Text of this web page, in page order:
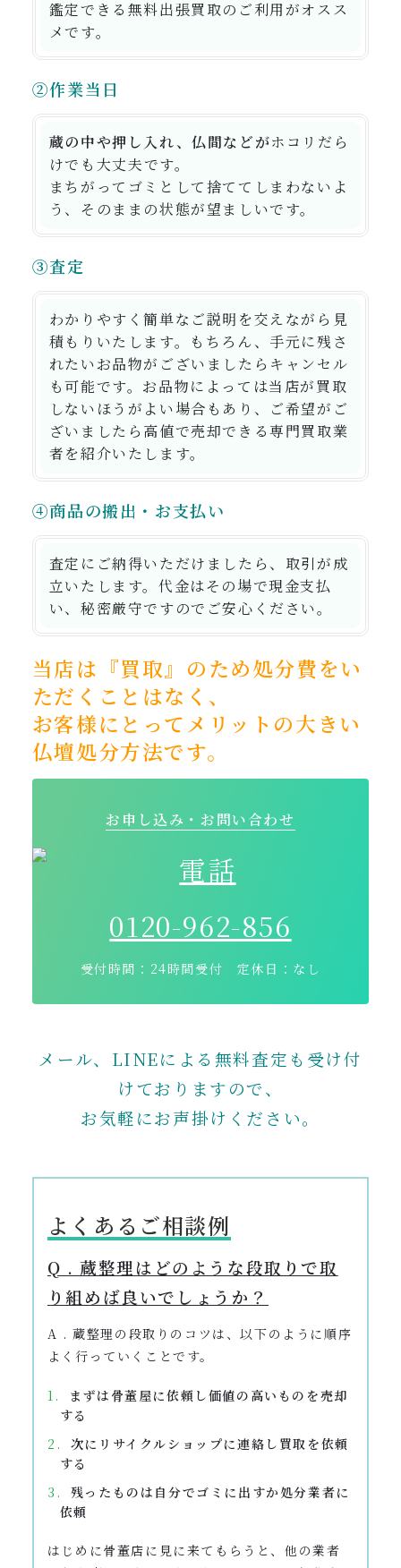
鑑定できる無料出張買取のご利用がオスス
メです。
②作業当日
蔵の中や押し入れ、仏間などがホコリだら
けでも大丈夫です。
まちがってゴミとして捨ててしまわないよ
う、そのままの状態が望ましいです。
③査定
わかりやすく簡単なご説明を交えながら見
積もりいたします。もちろん、手元に残さ
れたいお品物がございましたらキャンセル
も可能です。お品物によっては当店が買取
しないほうがよい場合もあり、ご希望がご
ざいましたら高値で売却できる専門買取業
者を紹介いたします。
④商品の搬出・お支払い
査定にご納得いただけましたら、取引が成
立いたします。代金はその場で現金支払
い、秘密厳守ですのでご安心ください。
当店は『買取』のため処分費をい
ただくことはなく、
お客様にとってメリットの大きい
仏壇処分方法です。
お申し込み・お問い合わせ
0120-962-856
受付時間：24時間受付 定休日：なし
メール、LINEによる無料査定も受け付
けておりますので、
お気軽にお声掛けください。
よくあるご相談例
Q . 蔵整理はどのような段取りで取
り組めば良いでしょうか？
A . 蔵整理の段取りのコツは、以下のように順序
よく行っていくことです。
まずは骨董屋に依頼し価値の高いものを売却
する
次にリサイクルショップに連絡し買取を依頼
する
残ったものは自分でゴミに出すか処分業者に
依頼
はじめに骨董店に見に来てもらうと、他の業者